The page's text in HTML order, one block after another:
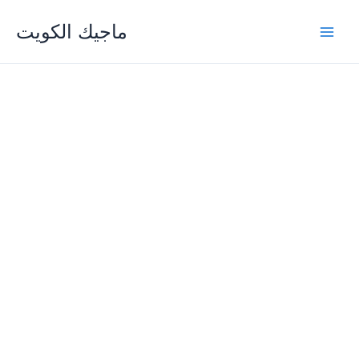
content
ماجيك الكويت